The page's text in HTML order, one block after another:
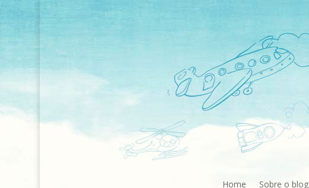
Home Sobre o blog